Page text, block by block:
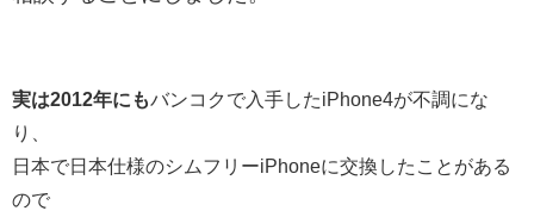
実は2012年にもバンコクで入手したiPhone4が不調にな
り、
日本で日本仕様のシムフリーiPhoneに交換したことがある
ので